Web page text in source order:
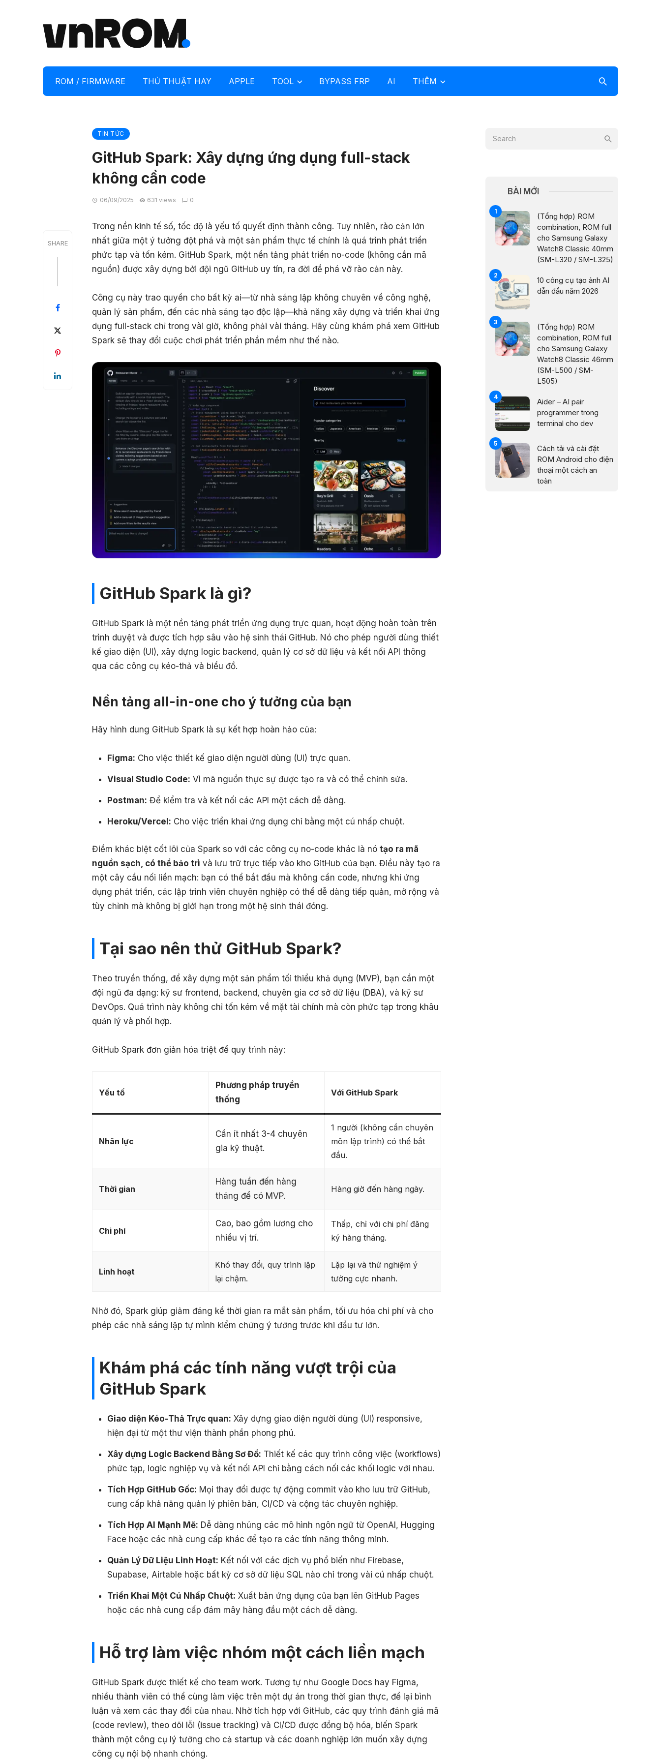
ROM / FIRMWARE THỦ THUẬT HAY APPLE TOOL BYPASS FRP AI THÊM
TIN TỨC
GitHub Spark: Xây dựng ứng dụng full-stack
không cần code
06/09/2025 631 views 0
SHARE
Trong nền kinh tế số, tốc độ là yếu tố quyết định thành công. Tuy nhiên, rào cản lớn
nhất giữa một ý tưởng đột phá và một sản phẩm thực tế chính là quá trình phát triển
phức tạp và tốn kém. GitHub Spark, một nền tảng phát triển no-code (không cần mã
nguồn) được xây dựng bởi đội ngũ GitHub uy tín, ra đời để phá vỡ rào cản này.
Công cụ này trao quyền cho bất kỳ ai—từ nhà sáng lập không chuyên về công nghệ,
quản lý sản phẩm, đến các nhà sáng tạo độc lập—khả năng xây dựng và triển khai ứng
dụng full-stack chỉ trong vài giờ, không phải vài tháng. Hãy cùng khám phá xem GitHub
Spark sẽ thay đổi cuộc chơi phát triển phần mềm như thế nào.
GitHub Spark là gì?
GitHub Spark là một nền tảng phát triển ứng dụng trực quan, hoạt động hoàn toàn trên
trình duyệt và được tích hợp sâu vào hệ sinh thái GitHub. Nó cho phép người dùng thiết
kế giao diện (UI), xây dựng logic backend, quản lý cơ sở dữ liệu và kết nối API thông
qua các công cụ kéo-thả và biểu đồ.
Nền tảng all-in-one cho ý tưởng của bạn
Hãy hình dung GitHub Spark là sự kết hợp hoàn hảo của:
Figma: Cho việc thiết kế giao diện người dùng (UI) trực quan.
Visual Studio Code: Vì mã nguồn thực sự được tạo ra và có thể chỉnh sửa.
Postman: Để kiểm tra và kết nối các API một cách dễ dàng.
Heroku/Vercel: Cho việc triển khai ứng dụng chỉ bằng một cú nhấp chuột.
Điểm khác biệt cốt lõi của Spark so với các công cụ no-code khác là nó tạo ra mã
nguồn sạch, có thể bảo trì và lưu trữ trực tiếp vào kho GitHub của bạn. Điều này tạo ra
một cây cầu nối liền mạch: bạn có thể bắt đầu mà không cần code, nhưng khi ứng
dụng phát triển, các lập trình viên chuyên nghiệp có thể dễ dàng tiếp quản, mở rộng và
tùy chỉnh mà không bị giới hạn trong một hệ sinh thái đóng.
Tại sao nên thử GitHub Spark?
Theo truyền thống, để xây dựng một sản phẩm tối thiểu khả dụng (MVP), bạn cần một
đội ngũ đa dạng: kỹ sư frontend, backend, chuyên gia cơ sở dữ liệu (DBA), và kỹ sư
DevOps. Quá trình này không chỉ tốn kém về mặt tài chính mà còn phức tạp trong khâu
quản lý và phối hợp.
GitHub Spark đơn giản hóa triệt để quy trình này:
Yếu tố
Phương pháp truyền
thống
Với GitHub Spark
Nhân lực
Cần ít nhất 3-4 chuyên
gia kỹ thuật.
1 người (không cần chuyên
môn lập trình) có thể bắt
đầu.
Thời gian
Hàng tuần đến hàng
tháng để có MVP.
Hàng giờ đến hàng ngày.
Chi phí
Cao, bao gồm lương cho
nhiều vị trí.
Thấp, chỉ với chi phí đăng
ký hàng tháng.
Linh hoạt
Khó thay đổi, quy trình lặp
lại chậm.
Lặp lại và thử nghiệm ý
tưởng cực nhanh.
Nhờ đó, Spark giúp giảm đáng kể thời gian ra mắt sản phẩm, tối ưu hóa chi phí và cho
phép các nhà sáng lập tự mình kiểm chứng ý tưởng trước khi đầu tư lớn.
Khám phá các tính năng vượt trội của
GitHub Spark
Giao diện Kéo-Thả Trực quan: Xây dựng giao diện người dùng (UI) responsive,
hiện đại từ một thư viện thành phần phong phú.
Xây dựng Logic Backend Bằng Sơ Đồ: Thiết kế các quy trình công việc (workflows)
phức tạp, logic nghiệp vụ và kết nối API chỉ bằng cách nối các khối logic với nhau.
Tích Hợp GitHub Gốc: Mọi thay đổi được tự động commit vào kho lưu trữ GitHub,
cung cấp khả năng quản lý phiên bản, CI/CD và cộng tác chuyên nghiệp.
Tích Hợp AI Mạnh Mẽ: Dễ dàng nhúng các mô hình ngôn ngữ từ OpenAI, Hugging
Face hoặc các nhà cung cấp khác để tạo ra các tính năng thông minh.
Quản Lý Dữ Liệu Linh Hoạt: Kết nối với các dịch vụ phổ biến như Firebase,
Supabase, Airtable hoặc bất kỳ cơ sở dữ liệu SQL nào chỉ trong vài cú nhấp chuột.
Triển Khai Một Cú Nhấp Chuột: Xuất bản ứng dụng của bạn lên GitHub Pages
hoặc các nhà cung cấp đám mây hàng đầu một cách dễ dàng.
Hỗ trợ làm việc nhóm một cách liền mạch
GitHub Spark được thiết kế cho team work. Tương tự như Google Docs hay Figma,
nhiều thành viên có thể cùng làm việc trên một dự án trong thời gian thực, để lại bình
luận và xem các thay đổi của nhau. Nhờ tích hợp với GitHub, các quy trình đánh giá mã
(code review), theo dõi lỗi (issue tracking) và CI/CD được đồng bộ hóa, biến Spark
thành một công cụ lý tưởng cho cả startup và các doanh nghiệp lớn muốn xây dựng
công cụ nội bộ nhanh chóng.
BÀI MỚI
(Tổng hợp) ROM
combination, ROM full
cho Samsung Galaxy
Watch8 Classic 40mm
(SM-L320 / SM-L325)
10 công cụ tạo ảnh AI
dẫn đầu năm 2026
(Tổng hợp) ROM
combination, ROM full
cho Samsung Galaxy
Watch8 Classic 46mm
(SM-L500 / SM-
L505)
Aider – AI pair
programmer trong
terminal cho dev
Cách tải và cài đặt
ROM Android cho điện
thoại một cách an
toàn